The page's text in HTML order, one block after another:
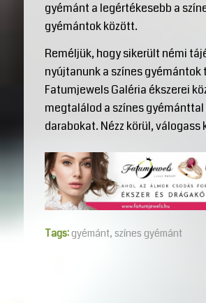
gyémánt a legértékesebb a
gyémántok között.
Reméljük, hogy sikerült némi
nyújtanunk a színes gyémántok
Fatumjewels Galéria ékszerei
megtalálod a színes
darabokat. Nézz körül, válogass
Tags:gyémánt,színes gyémánt